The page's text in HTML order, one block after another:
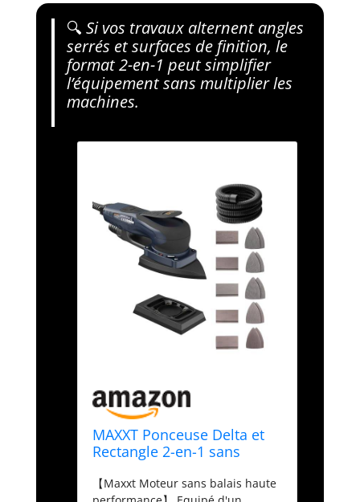
🔍 Si vos travaux alternent angles
serrés et surfaces de finition, le
format 2-en-1 peut simplifier
l’équipement sans multiplier les
machines.
MAXXT Ponceuse Delta et
Rectangle 2-en-1 sans
réglables (4000-10000
【Maxxt Moteur sans balais haute